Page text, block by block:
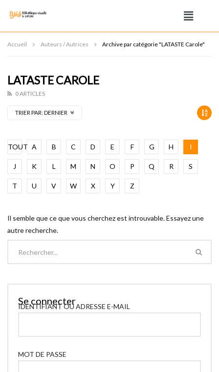
Accueil Auteurs / Autrices Archive par catégorie "LATASTE Carole"
LATASTE CAROLE
0 ARTICLES
TRIER PAR:DERNIER
TOUT A B C D E F G H I
J K L M N O P Q R S
T U V W X Y Z
Il semble que ce que vous cherchez est introuvable. Essayez une
autre recherche.
Se connecter
IDENTIFIANT OU ADRESSE E-MAIL
MOT DE PASSE